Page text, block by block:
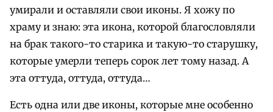
умирали и оставляли свои иконы. Я хожу по
храму и знаю: эта икона, которой благословляли
на брак такого-то старика и такую-то старушку,
которые умерли теперь сорок лет тому назад. А
эта оттуда, оттуда, оттуда…
Есть одна или две иконы, которые мне особенно